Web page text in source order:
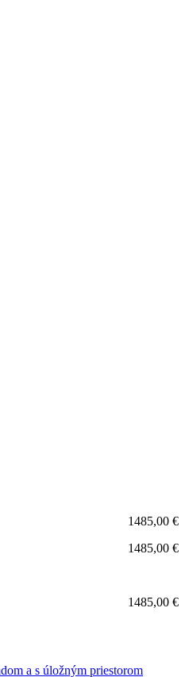
1485,00 €
1485,00 €
1485,00 €
a s úložným priestorom